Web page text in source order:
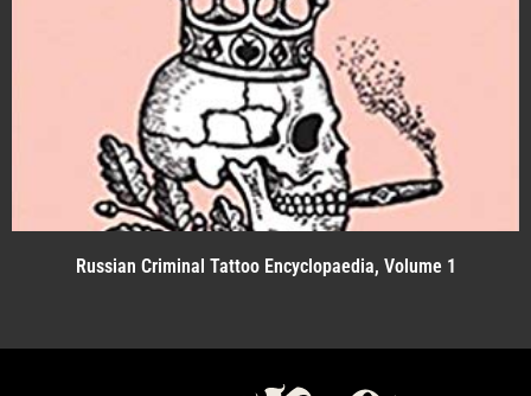
Russian Criminal Tattoo Encyclopaedia, Volume 1